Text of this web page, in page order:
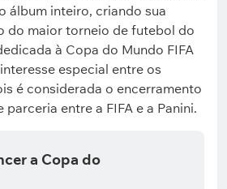
álbum inteiro, criando sua
do maior torneio de futebol do
à Copa do Mundo FIFA
especial entre os
é considerada o encerramento
parceria entre a FIFA e a Panini.
a Copa do